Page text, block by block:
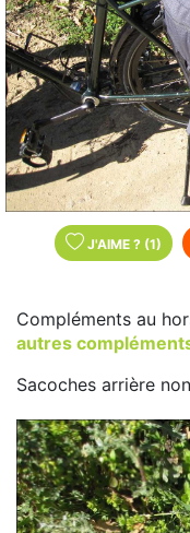
J'AIME ? (1)
Compléments au
autres
Sacoches arrière